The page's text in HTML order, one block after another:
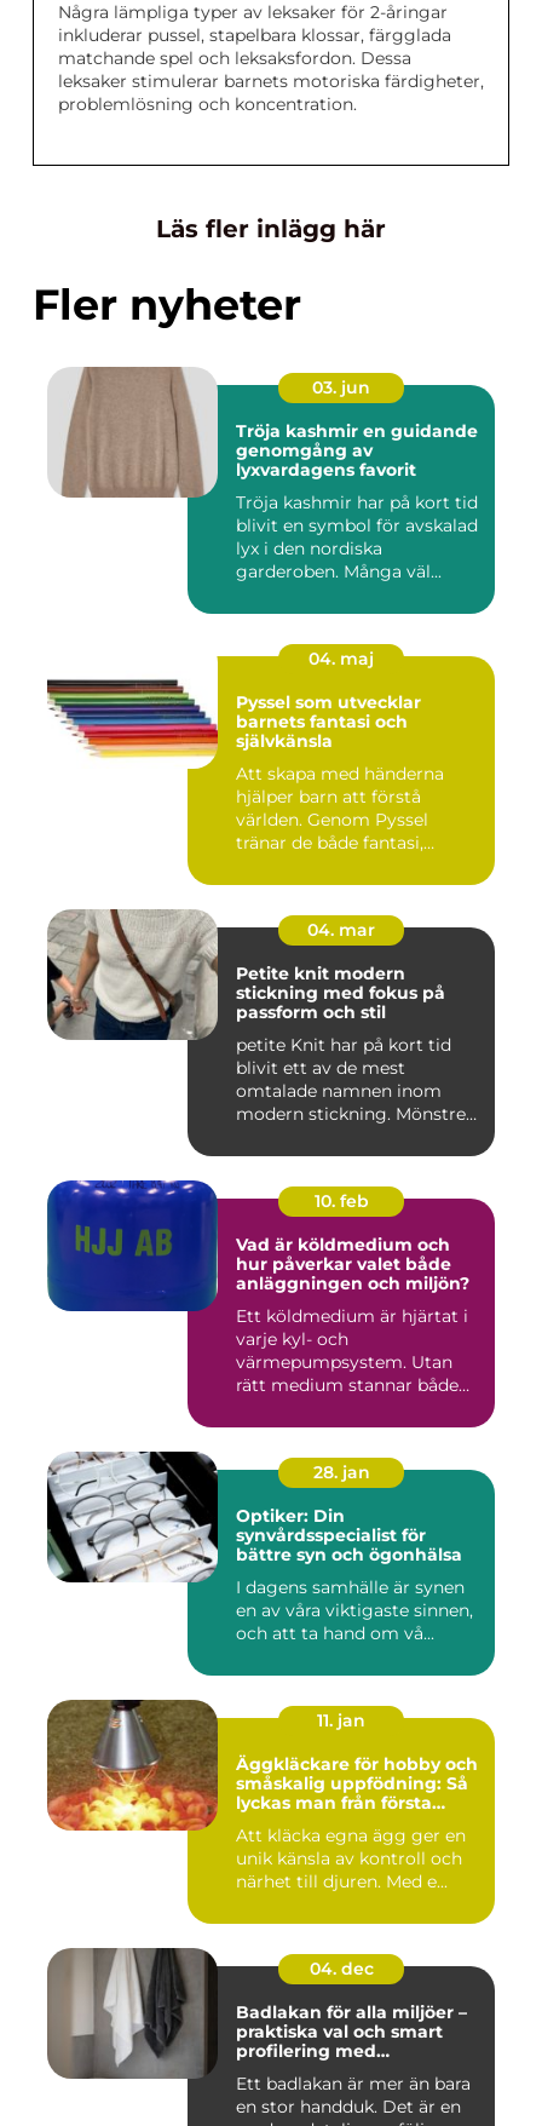
Några lämpliga typer av leksaker för 2-åringar
inkluderar pussel, stapelbara klossar, färgglada
matchande spel och leksaksfordon. Dessa
leksaker stimulerar barnets motoriska färdigheter,
problemlösning och koncentration.
Läs fler inlägg här
Fler nyheter
03. jun
Tröja kashmir en guidande
genomgång av
lyxvardagens favorit
Tröja kashmir har på kort tid
blivit en symbol för avskalad
lyx i den nordiska
garderoben. Många väl...
04. maj
Pyssel som utvecklar
barnets fantasi och
självkänsla
Att skapa med händerna
hjälper barn att förstå
världen. Genom Pyssel
tränar de både fantasi,
04. mar
Petite knit modern
stickning med fokus på
passform och stil
petite Knit har på kort tid
blivit ett av de mest
omtalade namnen inom
modern stickning. Mönstren
10. feb
Vad är köldmedium och
hur påverkar valet både
anläggningen och miljön?
Ett köldmedium är hjärtat i
varje kyl- och
värmepumpsystem. Utan
rätt medium stannar både
28. jan
Optiker: Din
synvårdsspecialist för
bättre syn och ögonhälsa
I dagens samhälle är synen
en av våra viktigaste sinnen,
och att ta hand om vå...
11. jan
Äggkläckare för hobby och
småskalig uppfödning: Så
lyckas man från första
Att kläcka egna ägg ger en
unik känsla av kontroll och
närhet till djuren. Med e...
04. dec
Badlakan för alla miljöer –
praktiska val och smart
profilering med
Ett badlakan är mer än bara
en stor handduk. Det är en